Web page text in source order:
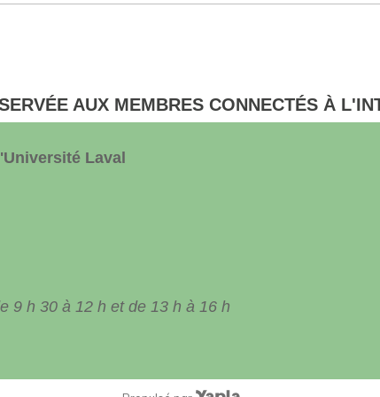
AUX MEMBRES CONNECTÉS À
Laval
9 h 30 à 12 h et de 13 h à 16 h